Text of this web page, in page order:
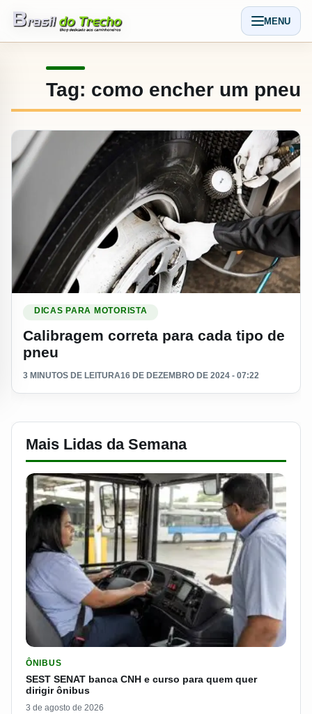
Abrir
MENU
Tag: como encher um pneu
DICAS PARA MOTORISTA
Calibragem correta para cada tipo de
pneu
3 MINUTOS DE LEITURA16 DE DEZEMBRO DE 2024 - 07:22
Mais Lidas da Semana
ÔNIBUS
SEST SENAT banca CNH e curso para quem quer
dirigir ônibus
3 de agosto de 2026